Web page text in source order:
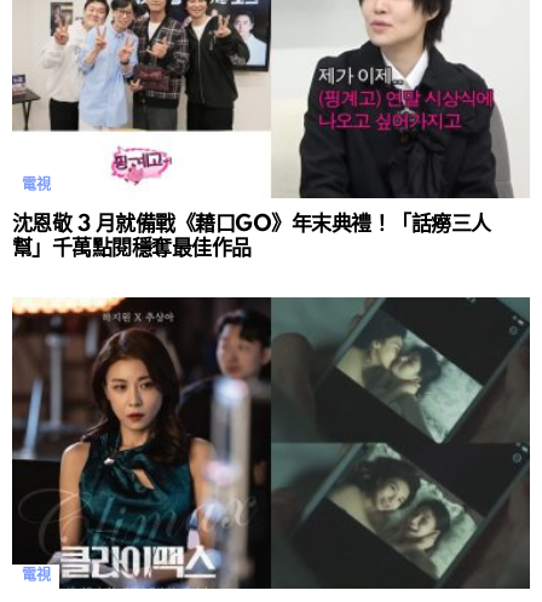
電視
沈恩敬 3 月就備戰《藉口GO》年末典禮！「話癆三人
幫」千萬點閱穩奪最佳作品
電視